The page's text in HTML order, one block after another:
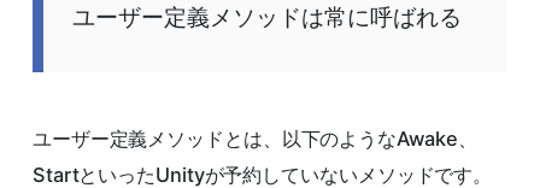
ユーザー定義メソッドは常に呼ばれる
ユーザー定義メソッドとは、以下のようなAwake、
StartといったUnityが予約していないメソッドです。